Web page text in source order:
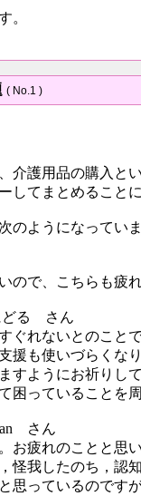
。
( No.1 )
介護用品の購入と
してまとめることに
のようになっていま
ので、こちらも疲
どる さん
ぐれないとのこと
援も使いづらくな
すようにお祈りして
困っていることを
さん
お疲れのことと思い
怪我したのち，認
思っているのです